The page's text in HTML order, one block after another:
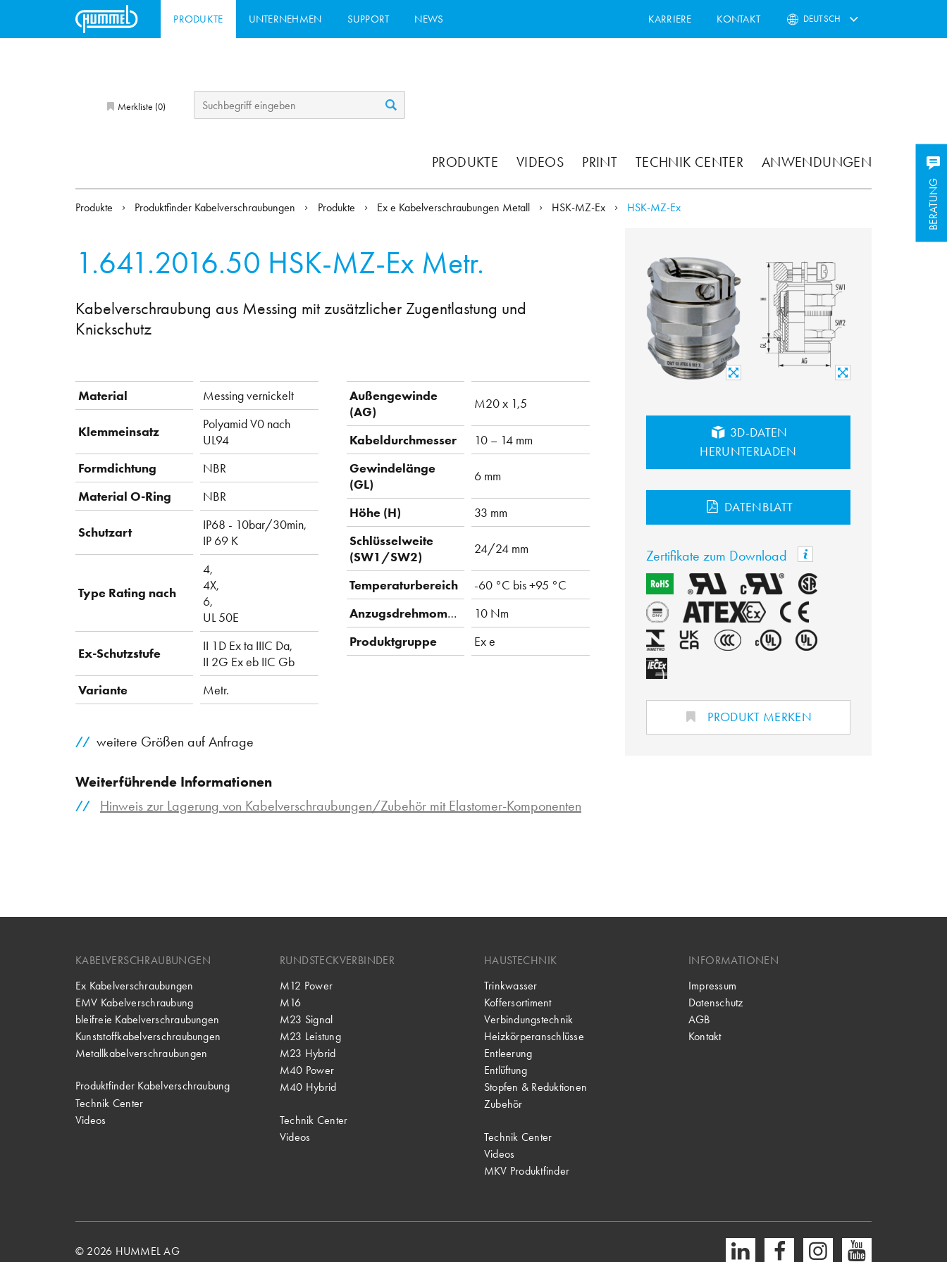
PRODUKTE UNTERNEHMEN SUPPORT NEWS KARRIERE KONTAKT DEUTSCH
Merkliste (0)
PRODUKTE VIDEOS PRINT TECHNIK CENTER ANWENDUNGEN
BERATUNG
Produkte Produktfinder Kabelverschraubungen Produkte Ex e Kabelverschraubungen Metall HSK-MZ-Ex HSK-MZ-Ex
1.641.2016.50 HSK-MZ-Ex Metr.
Kabelverschraubung aus Messing mit zusätzlicher Zugentlastung und
Knickschutz
Material Messing vernickelt
Klemmeinsatz
Polyamid V0 nach
UL94
Formdichtung
NBR
Material O-Ring
NBR
Schutzart
IP68 - 10bar/30min,
IP 69 K
Type Rating nach
4,
4X,
6,
UL 50E
Ex-Schutzstufe
II 1D Ex ta IIIC Da,
II 2G Ex eb IIC Gb
Variante
Metr.
Außengewinde
(AG)
M20 x 1,5
Kabeldurchmesser
10 – 14 mm
Gewindelänge
(GL)
6 mm
Höhe (H)
33 mm
Schlüsselweite
(SW1/SW2)
24/24 mm
Temperaturbereich
-60 °C bis +95 °C
Anzugsdrehmoment
10 Nm
Produktgruppe
Ex e
weitere Größen auf Anfrage
Weiterführende Informationen
Hinweis zur Lagerung von Kabelverschraubungen/Zubehör mit Elastomer-Komponenten
3D-DATEN
HERUNTERLADEN
DATENBLATT
Zertifikate zum Download
PRODUKT MERKEN
KABELVERSCHRAUBUNGEN
Ex Kabelverschraubungen
EMV Kabelverschraubung
bleifreie Kabelverschraubungen
Kunststoffkabelverschraubungen
Metallkabelverschraubungen
Produktfinder Kabelverschraubung
Technik Center
Videos
RUNDSTECKVERBINDER
M12 Power
M16
M23 Signal
M23 Leistung
M23 Hybrid
M40 Power
M40 Hybrid
Technik Center
Videos
HAUSTECHNIK
Trinkwasser
Koffersortiment
Verbindungstechnik
Heizkörperanschlüsse
Entleerung
Entlüftung
Stopfen & Reduktionen
Zubehör
Technik Center
Videos
MKV Produktfinder
INFORMATIONEN
Impressum
Datenschutz
AGB
Kontakt
© 2026 HUMMEL AG